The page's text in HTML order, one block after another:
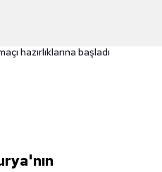
hazırlıklarına başladı